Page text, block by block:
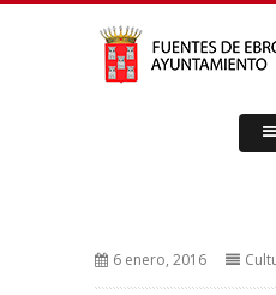
6 enero, 2016